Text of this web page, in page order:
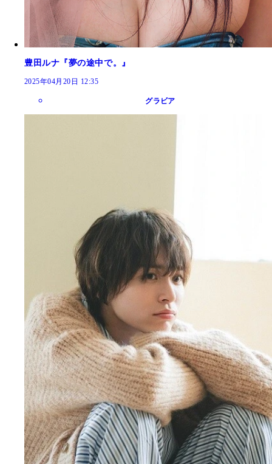
豊田ルナ『夢の途中で。』
2025年04月20日 12:35
グラビア